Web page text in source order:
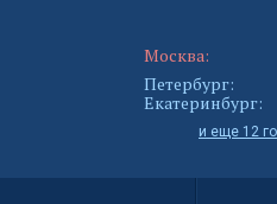
Москва:
Петербург:
Екатеринбург:
и еще 12